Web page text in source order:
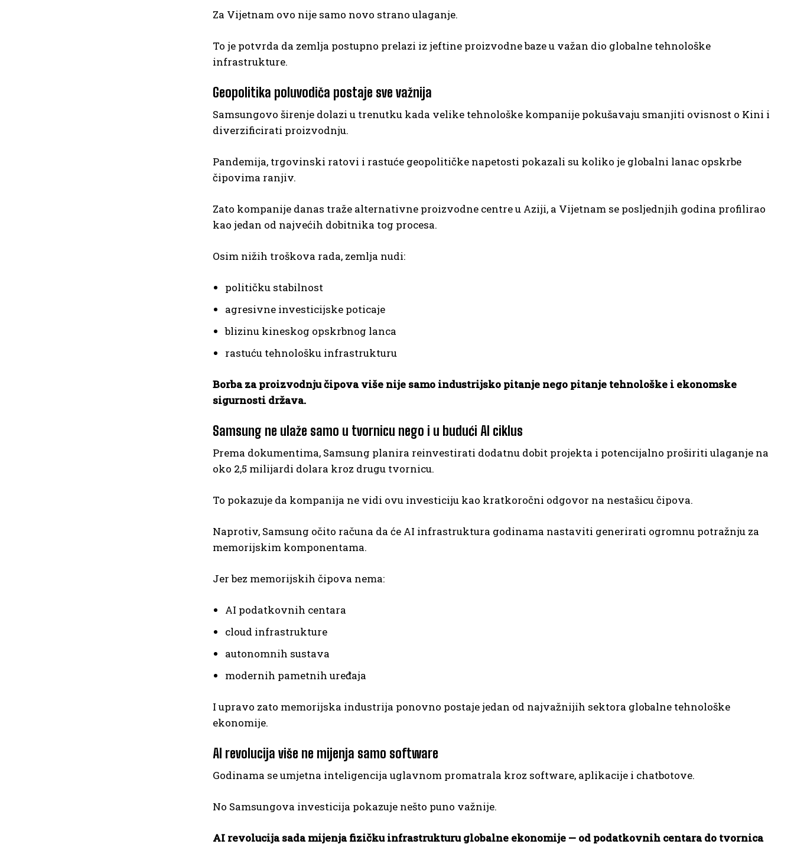
Za Vijetnam ovo nije samo novo strano ulaganje.
To je potvrda da zemlja postupno prelazi iz jeftine proizvodne baze u važan dio globalne tehnološke
infrastrukture.
Geopolitika poluvodiča postaje sve važnija
Samsungovo širenje dolazi u trenutku kada velike tehnološke kompanije pokušavaju smanjiti ovisnost o Kini i
diverzificirati proizvodnju.
Pandemija, trgovinski ratovi i rastuće geopolitičke napetosti pokazali su koliko je globalni lanac opskrbe
čipovima ranjiv.
Zato kompanije danas traže alternativne proizvodne centre u Aziji, a Vijetnam se posljednjih godina profilirao
kao jedan od najvećih dobitnika tog procesa.
Osim nižih troškova rada, zemlja nudi:
političku stabilnost
agresivne investicijske poticaje
blizinu kineskog opskrbnog lanca
rastuću tehnološku infrastrukturu
Borba za proizvodnju čipova više nije samo industrijsko pitanje nego pitanje tehnološke i ekonomske
sigurnosti država.
Samsung ne ulaže samo u tvornicu nego i u budući AI ciklus
Prema dokumentima, Samsung planira reinvestirati dodatnu dobit projekta i potencijalno proširiti ulaganje na
oko 2,5 milijardi dolara kroz drugu tvornicu.
To pokazuje da kompanija ne vidi ovu investiciju kao kratkoročni odgovor na nestašicu čipova.
Naprotiv, Samsung očito računa da će AI infrastruktura godinama nastaviti generirati ogromnu potražnju za
memorijskim komponentama.
Jer bez memorijskih čipova nema:
AI podatkovnih centara
cloud infrastrukture
autonomnih sustava
modernih pametnih uređaja
I upravo zato memorijska industrija ponovno postaje jedan od najvažnijih sektora globalne tehnološke
ekonomije.
AI revolucija više ne mijenja samo software
Godinama se umjetna inteligencija uglavnom promatrala kroz software, aplikacije i chatbotove.
No Samsungova investicija pokazuje nešto puno važnije.
AI revolucija sada mijenja fizičku infrastrukturu globalne ekonomije — od podatkovnih centara do tvornica